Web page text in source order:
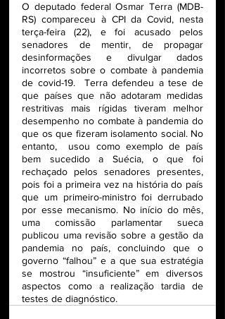
O deputado federal Osmar Terra (MDB-
RS) compareceu à CPI da Covid, nesta
terça-feira (22), e foi acusado pelos
senadores de mentir, de propagar
desinformações e divulgar dados
incorretos sobre o combate à pandemia
de covid-19.  Terra defendeu a tese de
que países que não adotaram medidas
restritivas mais rígidas tiveram melhor
desempenho no combate à pandemia do
que os que fizeram isolamento social. No
entanto,  usou como exemplo de país
bem sucedido a Suécia, o que foi
rechaçado pelos senadores presentes,
pois foi a primeira vez na história do país
que um primeiro-ministro foi derrubado
por esse mecanismo. No início do mês,
uma comissão parlamentar sueca
publicou uma revisão sobre a gestão da
pandemia no país, concluindo que o
governo “falhou” e a que sua estratégia
se mostrou “insuficiente” em diversos
aspectos como a realização tardia de
testes de diagnóstico.